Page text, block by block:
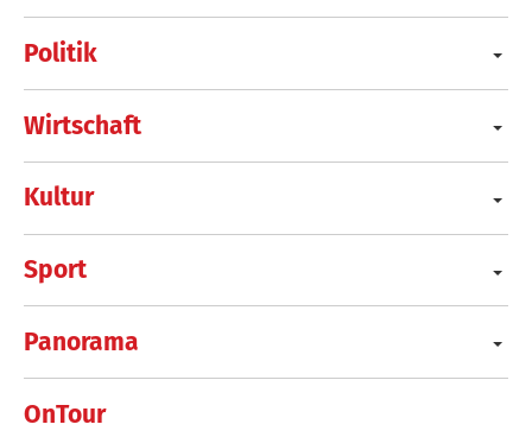
Politik
Wirtschaft
Kultur
Sport
Panorama
OnTour